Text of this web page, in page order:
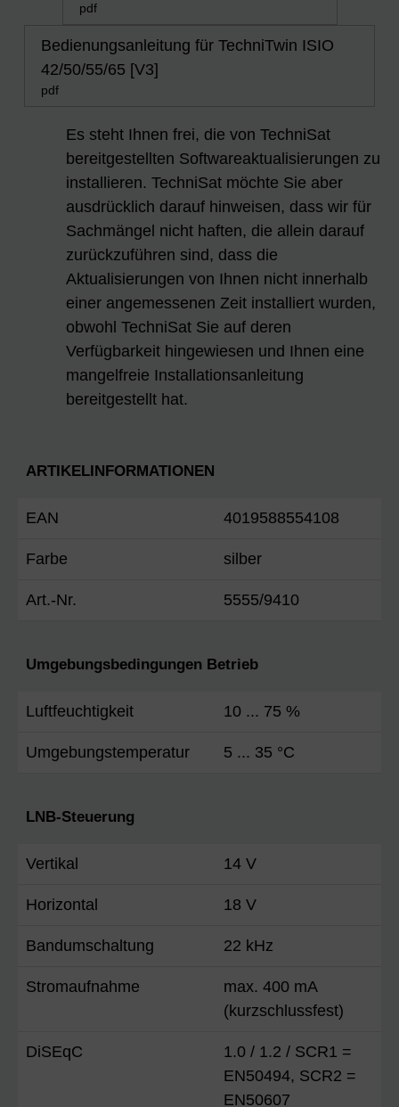
pdf
Bedienungsanleitung für TechniTwin ISIO
42/50/55/65 [V3]
pdf
Es steht Ihnen frei, die von TechniSat
bereitgestellten Softwareaktualisierungen zu
installieren. TechniSat möchte Sie aber
ausdrücklich darauf hinweisen, dass wir für
Sachmängel nicht haften, die allein darauf
zurückzuführen sind, dass die
Aktualisierungen von Ihnen nicht innerhalb
einer angemessenen Zeit installiert wurden,
obwohl TechniSat Sie auf deren
Verfügbarkeit hingewiesen und Ihnen eine
mangelfreie Installationsanleitung
bereitgestellt hat.
ARTIKELINFORMATIONEN
EAN 4019588554108
Farbe silber
Art.-Nr. 5555/9410
Umgebungsbedingungen Betrieb
Luftfeuchtigkeit 10 ... 75 %
Umgebungstemperatur 5 ... 35 °C
LNB-Steuerung
Vertikal 14 V
Horizontal 18 V
Bandumschaltung 22 kHz
Stromaufnahme
max. 400 mA
(kurzschlussfest)
DiSEqC
1.0 / 1.2 / SCR1 =
EN50494, SCR2 =
EN50607